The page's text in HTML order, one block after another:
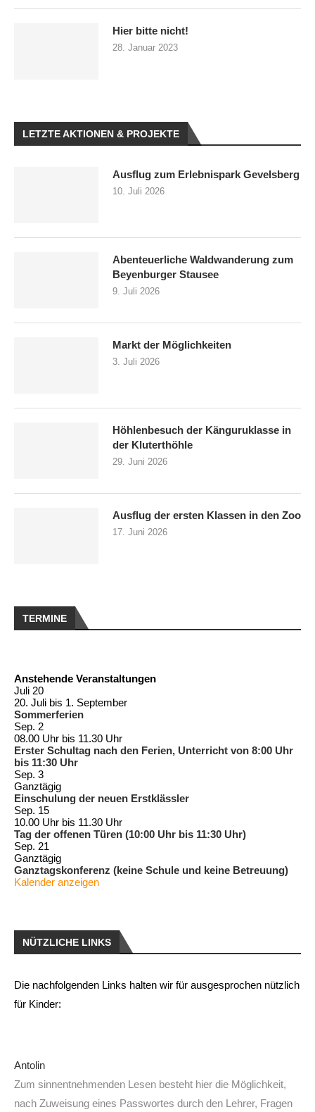
Hier bitte nicht!
28. Januar 2023
LETZTE AKTIONEN & PROJEKTE
Ausflug zum Erlebnispark Gevelsberg
10. Juli 2026
Abenteuerliche Waldwanderung zum
Beyenburger Stausee
9. Juli 2026
Markt der Möglichkeiten
3. Juli 2026
Höhlenbesuch der Känguruklasse in
der Kluterthöhle
29. Juni 2026
Ausflug der ersten Klassen in den Zoo
17. Juni 2026
TERMINE
Anstehende Veranstaltungen
Juli 20
20. Juli bis 1. September
Sommerferien
Sep. 2
08.00 Uhr bis 11.30 Uhr
Erster Schultag nach den Ferien, Unterricht von 8:00 Uhr
bis 11:30 Uhr
Sep. 3
Ganztägig
Einschulung der neuen Erstklässler
Sep. 15
10.00 Uhr bis 11.30 Uhr
Tag der offenen Türen (10:00 Uhr bis 11:30 Uhr)
Sep. 21
Ganztägig
Ganztagskonferenz (keine Schule und keine Betreuung)
Kalender anzeigen
NÜTZLICHE LINKS
Die nachfolgenden Links halten wir für ausgesprochen nützlich
für Kinder:
Antolin
Zum sinnentnehmenden Lesen besteht hier die Möglichkeit,
nach Zuweisung eines Passwortes durch den Lehrer, Fragen